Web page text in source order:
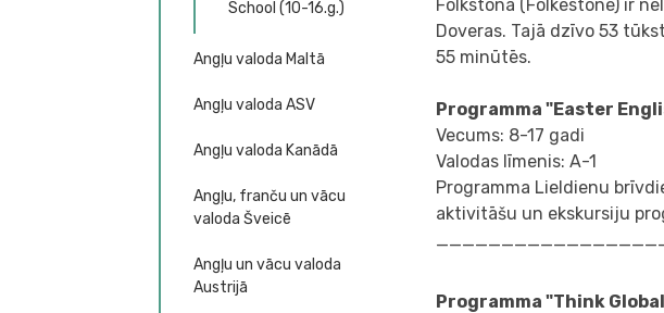
School (10-16.g.)
Angļu valoda Maltā
Angļu valoda ASV
Angļu valoda Kanādā
Angļu, franču un vācu
valoda Šveicē
Angļu un vācu valoda
Austrijā
Folkstona (Folkestone) ir
Doveras. Tajā dzīvo 53
55 minūtēs.
Programma "Easter
Vecums: 8-17 gadi
Valodas līmenis: A-1
Programma Lieldienu
aktivitāšu un ekskursiju
Programma "Think